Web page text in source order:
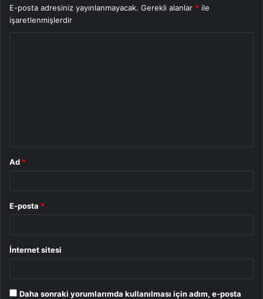
E-posta adresiniz yayınlanmayacak. Gerekli alanlar * ile
işaretlenmişlerdir
Ad *
E-posta *
İnternet sitesi
Daha sonraki yorumlarımda kullanılması için adım, e-posta